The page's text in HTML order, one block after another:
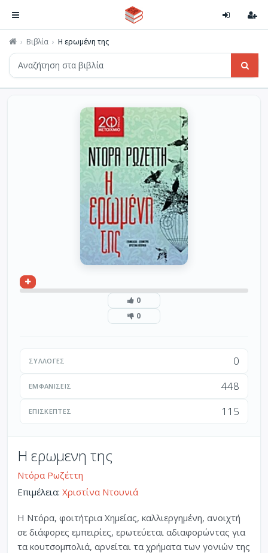
Βιβλία Η ερωμένη της
0
0
ΣΥΛΛΟΓΈΣ 0
ΕΜΦΑΝΊΣΕΙΣ 448
ΕΠΙΣΚΈΠΤΕΣ 115
Η ερωμενη της
Ντόρα Ρωζέττη
Επιμέλεια: Χριστίνα Ντουνιά
Η Ντόρα, φοιτήτρια Χημείας, καλλιεργημένη, ανοιχτή
σε διάφορες εμπειρίες, ερωτεύεται αδιαφορώντας για
τα κουτσομπολιά, αρνείται τα χρήματα των γονιών της